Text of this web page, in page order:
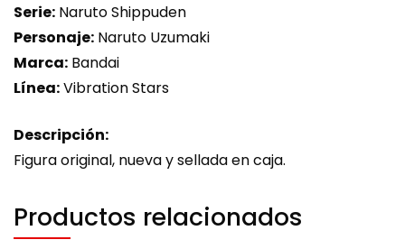
Serie: Naruto Shippuden
Personaje: Naruto Uzumaki
Marca: Bandai
Línea:Vibration Stars
Descripción:
Figura original, nueva y sellada en caja.
Productos relacionados